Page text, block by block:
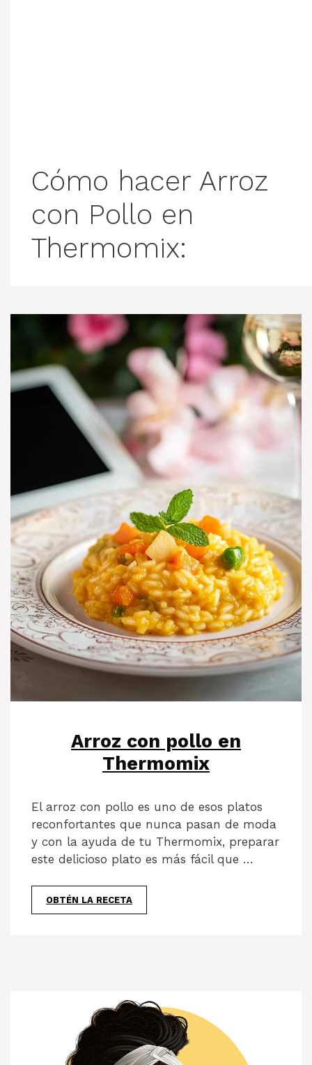
Cómo hacer Arroz
con Pollo en
Thermomix:
Arroz con pollo en
Thermomix
El arroz con pollo es uno de esos platos
reconfortantes que nunca pasan de moda
y con la ayuda de tu Thermomix, preparar
este delicioso plato es más fácil que …
OBTÉN LA RECETA